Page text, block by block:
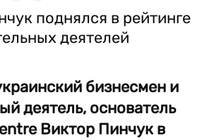
бизнесмен и
деятель, основатель
Виктор Пинчук в